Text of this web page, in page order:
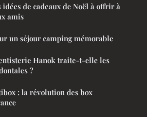
de cadeaux de Noël à offrir à
amis
un séjour camping mémorable
Hanok traite-t-elle les
?
: la révolution des box